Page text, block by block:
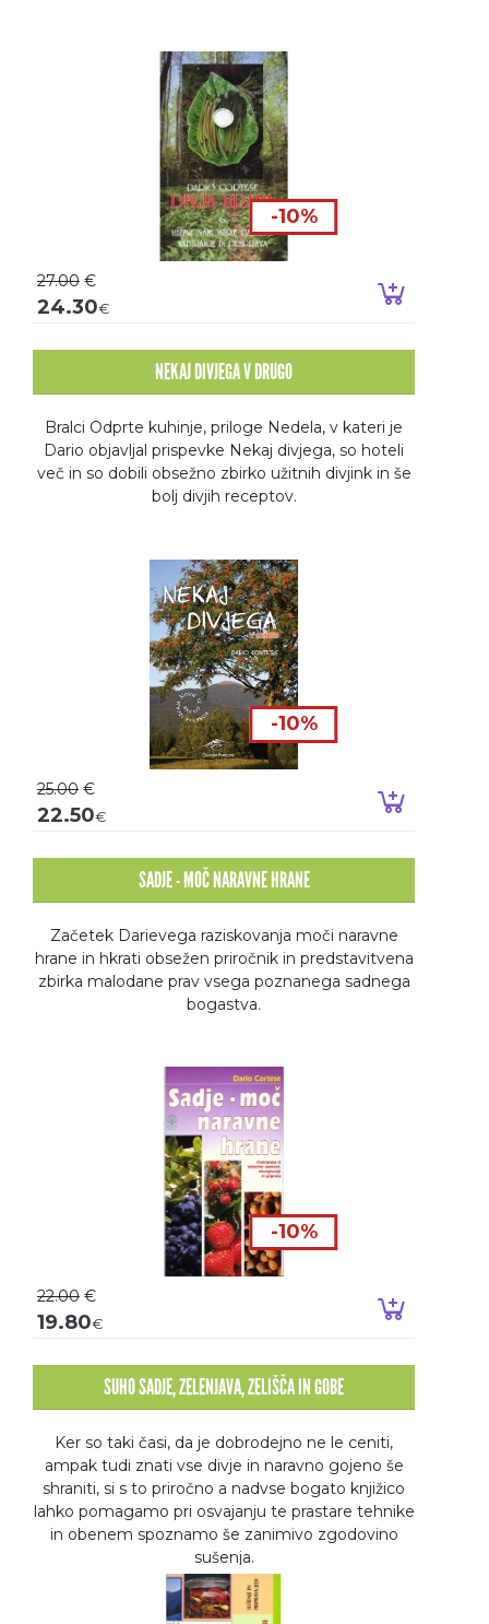
-10%
27.00 €
24.30€
NEKAJ DIVJEGA V DRUGO
Bralci Odprte kuhinje, priloge Nedela, v kateri je
Dario objavljal prispevke Nekaj divjega, so hoteli
več in so dobili obsežno zbirko užitnih divjink in še
bolj divjih receptov.
-10%
25.00 €
22.50€
SADJE - MOČ NARAVNE HRANE
Začetek Darievega raziskovanja moči naravne
hrane in hkrati obsežen priročnik in predstavitvena
zbirka malodane prav vsega poznanega sadnega
bogastva.
-10%
22.00 €
19.80€
SUHO SADJE, ZELENJAVA, ZELIŠČA IN GOBE
Ker so taki časi, da je dobrodejno ne le ceniti,
ampak tudi znati vse divje in naravno gojeno še
shraniti, si s to priročno a nadvse bogato knjižico
lahko pomagamo pri osvajanju te prastare tehnike
in obenem spoznamo še zanimivo zgodovino
sušenja.